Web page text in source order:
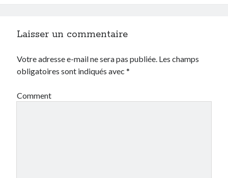
Laisser un commentaire
Votre adresse e-mail ne sera pas publiée. Les champs
obligatoires sont indiqués avec*
Comment